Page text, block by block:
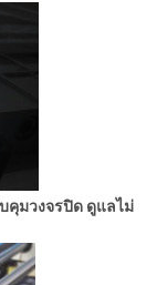
คุมวงจรปิด ดูแลไม่